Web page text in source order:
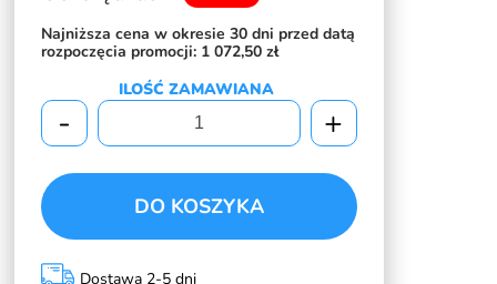
Najniższa cena w okresie 30 dni przed datą
rozpoczęcia promocji: 1 072,50 zł
ILOŚĆ ZAMAWIANA
- +
DO KOSZYKA
Dostawa 2-5 dni